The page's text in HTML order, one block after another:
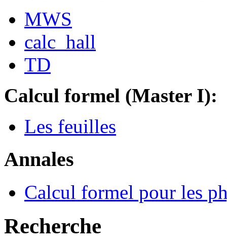
MWS
calc_hall
TD
Calcul formel (Master I):
Les feuilles
Annales
Calcul formel pour les
Recherche